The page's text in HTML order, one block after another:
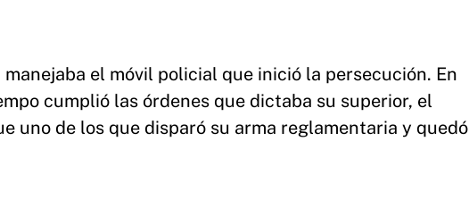
el móvil policial que inició la persecución. En
cumplió las órdenes que dictaba su superior, el
uno de los que disparó su arma reglamentaria y quedó